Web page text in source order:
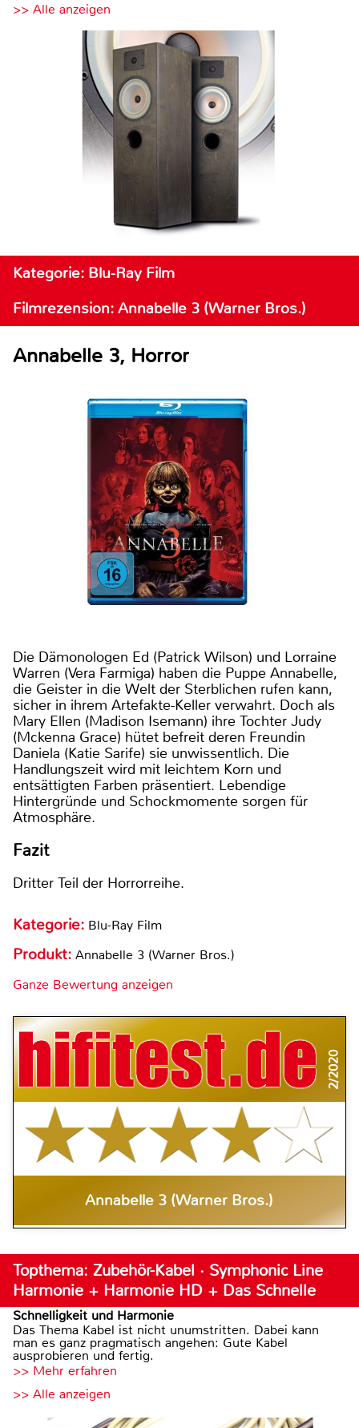
>> Alle anzeigen
Kategorie: Blu-Ray Film
Filmrezension: Annabelle 3 (Warner Bros.)
Annabelle 3, Horror
Die Dämonologen Ed (Patrick Wilson) und Lorraine
Warren (Vera Farmiga) haben die Puppe Annabelle,
die Geister in die Welt der Sterblichen rufen kann,
sicher in ihrem Artefakte-Keller verwahrt. Doch als
Mary Ellen (Madison Isemann) ihre Tochter Judy
(Mckenna Grace) hütet befreit deren Freundin
Daniela (Katie Sarife) sie unwissentlich. Die
Handlungszeit wird mit leichtem Korn und
entsättigten Farben präsentiert. Lebendige
Hintergründe und Schockmomente sorgen für
Atmosphäre.
Fazit
Dritter Teil der Horrorreihe.
Kategorie: Blu-Ray Film
Produkt: Annabelle 3 (Warner Bros.)
Ganze Bewertung anzeigen
2/2020
Annabelle 3 (Warner Bros.)
Topthema: Zubehör-Kabel · Symphonic Line
Harmonie + Harmonie HD + Das Schnelle
Schnelligkeit und Harmonie
Das Thema Kabel ist nicht unumstritten. Dabei kann
man es ganz pragmatisch angehen: Gute Kabel
ausprobieren und fertig.
>> Mehr erfahren
>> Alle anzeigen